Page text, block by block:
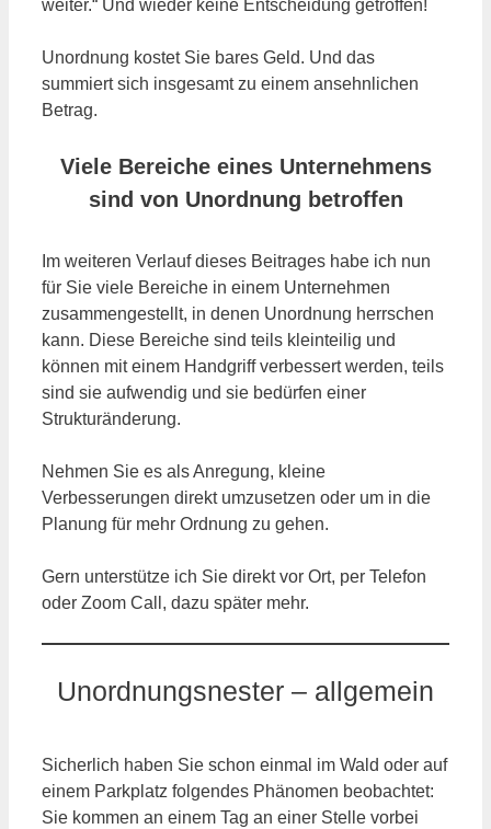
weiter.“ Und wieder keine Entscheidung getroffen!
Unordnung kostet Sie bares Geld. Und das
summiert sich insgesamt zu einem ansehnlichen
Betrag.
Viele Bereiche eines Unternehmens
sind von Unordnung betroffen
Im weiteren Verlauf dieses Beitrages habe ich nun
für Sie viele Bereiche in einem Unternehmen
zusammengestellt, in denen Unordnung herrschen
kann. Diese Bereiche sind teils kleinteilig und
können mit einem Handgriff verbessert werden, teils
sind sie aufwendig und sie bedürfen einer
Strukturänderung.
Nehmen Sie es als Anregung, kleine
Verbesserungen direkt umzusetzen oder um in die
Planung für mehr Ordnung zu gehen.
Gern unterstütze ich Sie direkt vor Ort, per Telefon
oder Zoom Call, dazu später mehr.
Unordnungsnester – allgemein
Sicherlich haben Sie schon einmal im Wald oder auf
einem Parkplatz folgendes Phänomen beobachtet:
Sie kommen an einem Tag an einer Stelle vorbei